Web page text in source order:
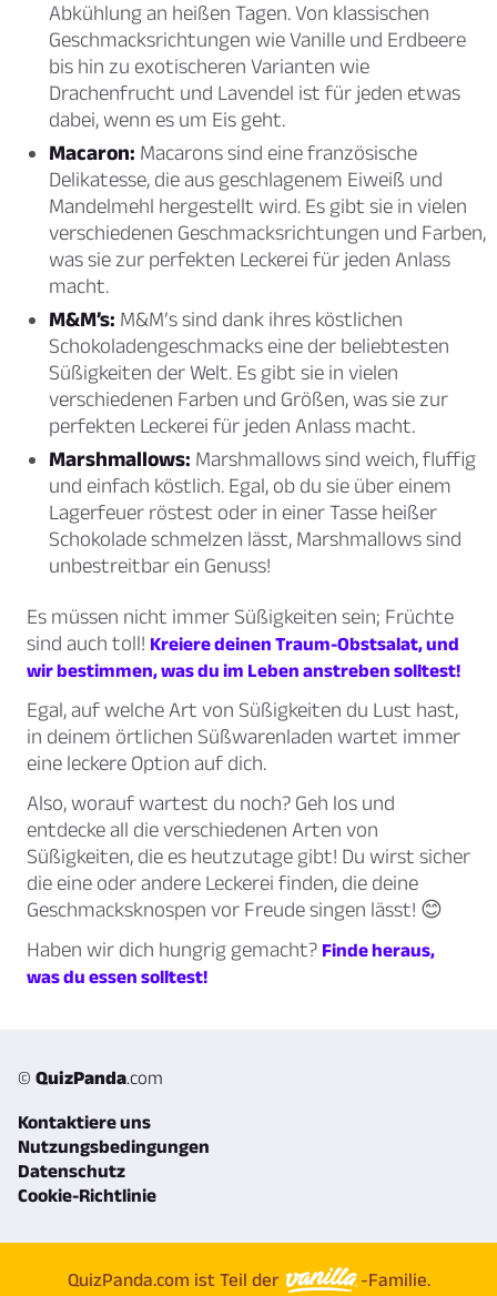
Abkühlung an heißen Tagen. Von klassischen
Geschmacksrichtungen wie Vanille und Erdbeere
bis hin zu exotischeren Varianten wie
Drachenfrucht und Lavendel ist für jeden etwas
dabei, wenn es um Eis geht.
Macaron: Macarons sind eine französische
Delikatesse, die aus geschlagenem Eiweiß und
Mandelmehl hergestellt wird. Es gibt sie in vielen
verschiedenen Geschmacksrichtungen und Farben,
was sie zur perfekten Leckerei für jeden Anlass
macht.
M&M’s: M&M’s sind dank ihres köstlichen
Schokoladengeschmacks eine der beliebtesten
Süßigkeiten der Welt. Es gibt sie in vielen
verschiedenen Farben und Größen, was sie zur
perfekten Leckerei für jeden Anlass macht.
Marshmallows: Marshmallows sind weich, fluffig
und einfach köstlich. Egal, ob du sie über einem
Lagerfeuer röstest oder in einer Tasse heißer
Schokolade schmelzen lässt, Marshmallows sind
unbestreitbar ein Genuss!
Es müssen nicht immer Süßigkeiten sein; Früchte
sind auch toll! Kreiere deinen Traum-Obstsalat, und
wir bestimmen, was du im Leben anstreben solltest!
Egal, auf welche Art von Süßigkeiten du Lust hast,
in deinem örtlichen Süßwarenladen wartet immer
eine leckere Option auf dich.
Also, worauf wartest du noch? Geh los und
entdecke all die verschiedenen Arten von
Süßigkeiten, die es heutzutage gibt! Du wirst sicher
die eine oder andere Leckerei finden, die deine
Geschmacksknospen vor Freude singen lässt! 😊
Haben wir dich hungrig gemacht? Finde heraus,
was du essen solltest!
© QuizPanda.com
Kontaktiere uns
Nutzungsbedingungen
Datenschutz
Cookie-Richtlinie
QuizPanda.com ist Teil der -Familie.